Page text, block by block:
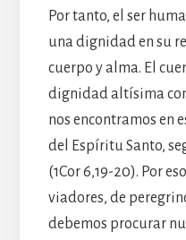
Por tanto, el ser
una dignidad en su
cuerpo y alma. El
dignidad altísima
nos encontramos en
del Espíritu Santo,
(1Cor 6,19-20). Por
viadores, de
debemos procurar